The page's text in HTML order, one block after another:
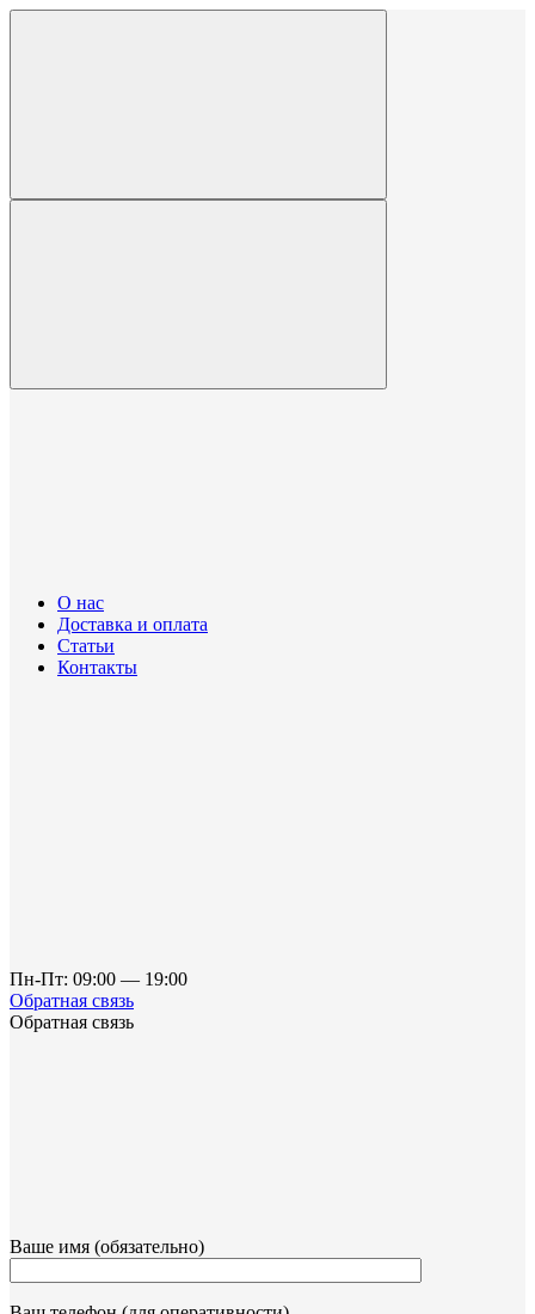
О нас
Доставка и оплата
Статьи
Контакты
Пн-Пт: 09:00 — 19:00
Обратная связь
Обратная связь
Ваше имя (обязательно)